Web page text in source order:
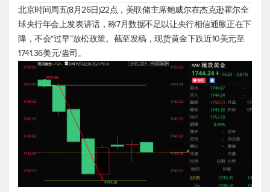
北京时间周五(8月26日)22点，美联储主席鲍威尔在杰克逊霍尔全
球央行年会上发表讲话，称7月数据不足以让央行相信通胀正在下
降，不会“过早”放松政策。截至发稿，现货黄金下跌近10美元至
1741.36美元/盎司。